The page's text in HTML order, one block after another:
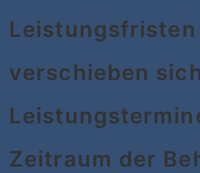
Leistungsfristen
verschieben
Zeitraum der